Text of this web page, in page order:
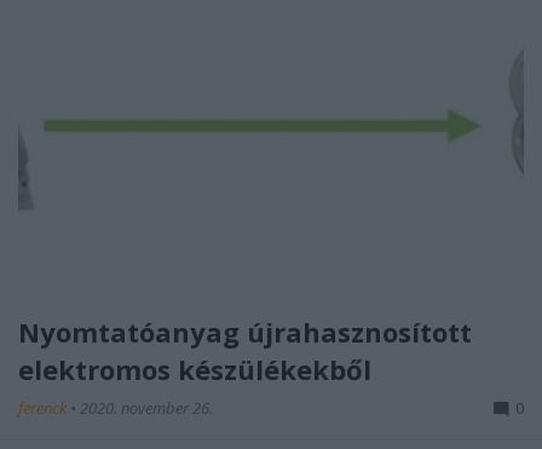
Nyomtatóanyag újrahasznosított
elektromos készülékekből
ferenck • 2020. november 26. 0